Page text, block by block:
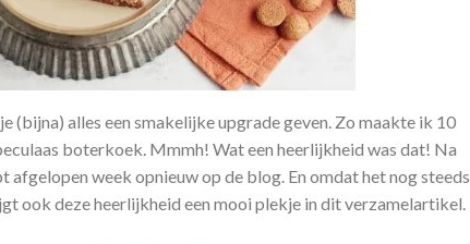
(bijna) alles een smakelijke upgrade geven. Zo maakte ik 10
boterkoek. Mmmh! Wat een heerlijkheid was dat! Na
afgelopen week opnieuw op de blog. En omdat het nog steeds
ook deze heerlijkheid een mooi plekje in dit verzamelartikel.